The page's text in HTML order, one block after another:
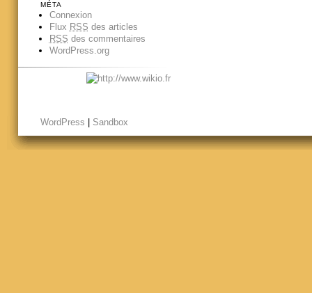
MÉTA
Connexion
Flux RSS des articles
RSS des commentaires
WordPress.org
WordPress Sandbox